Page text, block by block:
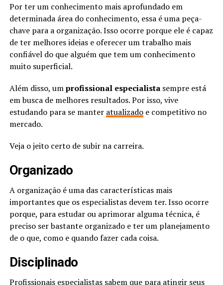
Por ter um conhecimento mais aprofundado em
determinada área do conhecimento, essa é uma peça-
chave para a organização. Isso ocorre porque ele é capaz
de ter melhores ideias e oferecer um trabalho mais
confiável do que alguém que tem um conhecimento
muito superficial.
Além disso, umprofissional especialistasempre está
em busca de melhores resultados. Por isso, vive
estudando para se manter atualizadoe competitivo no
mercado.
Veja o jeito certo de subir na carreira.
Organizado
A organização é uma das características mais
importantes que os especialistas devem ter. Isso ocorre
porque, para estudar ou aprimorar alguma técnica, é
preciso ser bastante organizado e ter um planejamento
de o que, como e quando fazer cada coisa.
Disciplinado
Profissionais especialistas sabem que para atingir seus